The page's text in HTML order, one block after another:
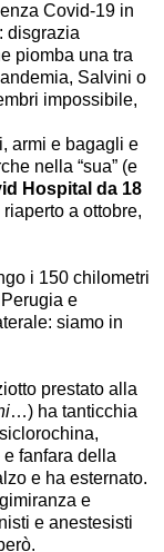
Covid-19 in
disgrazia
piomba una tra
Salvini o
impossibile,
armi e bagagli e
nella “sua” (e
Hospital da 18
a ottobre,
i 150 chilometri
e
siamo in
prestato alla
…) ha tanticchia
fanfara della
e ha esternato.
e
e anestesisti